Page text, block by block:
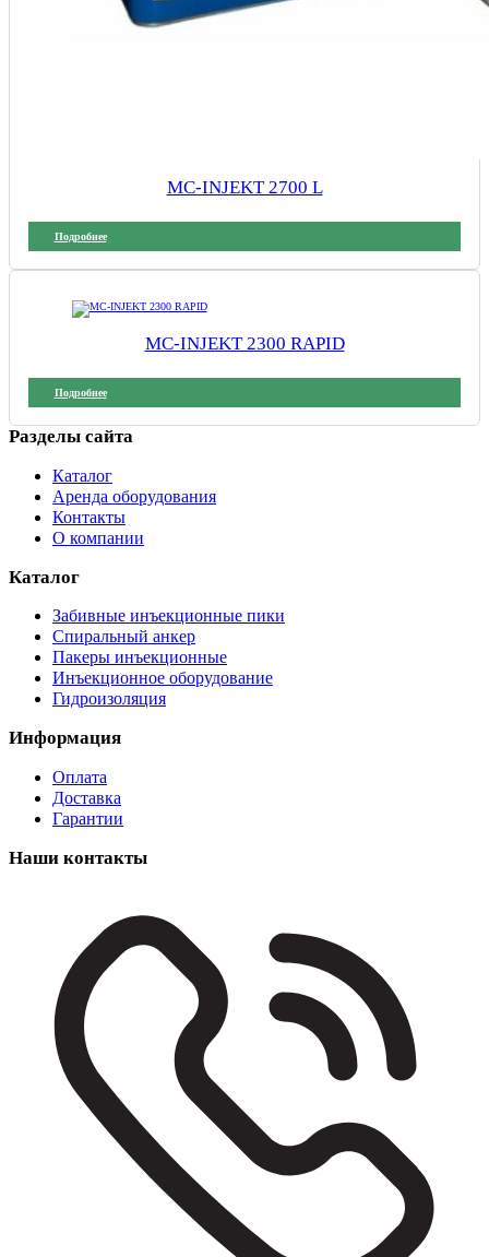
MC-INJEKT 2700 L
Подробнее
MC-INJEKT 2300 RAPID
Подробнее
Разделы сайта
Каталог
Аренда оборудования
Контакты
О компании
Каталог
Забивные инъекционные пики
Спиральный анкер
Пакеры инъекционные
Инъекционное оборудование
Гидроизоляция
Информация
Оплата
Доставка
Гарантии
Наши контакты